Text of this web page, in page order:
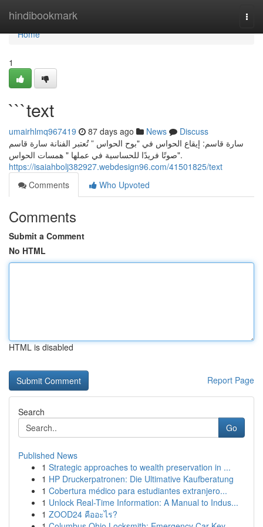
hindibookmark
Home
Home
1
```text
umairhlmq967419 87 days ago News
Discuss
سارة قاسم: إيقاع الحواس في "بوح الحواس ” تُعتبر الفنانة سارة قاسم
صوتًا فريدًا للحساسية في عملها " همسات الحواس".
https://isaiahbolj382927.webdesign96.com/41501825/text
Comments
Who Upvoted
Comments
Submit a Comment
No HTML
HTML is disabled
Report Page
Search
Go
Published News
1 Strategic approaches to wealth preservation in ...
1 HP Druckerpatronen: Die Ultimative Kaufberatung
1 Cobertura médico para estudiantes extranjero...
1 Unlock Real-Time Information: A Manual to Indus...
1 ZOOD24 คืออะไร?